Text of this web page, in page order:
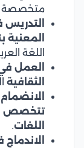
متخصصة
التدريس
المعنية
اللغة
العمل
الثقافية
تتخصص
اللغات.